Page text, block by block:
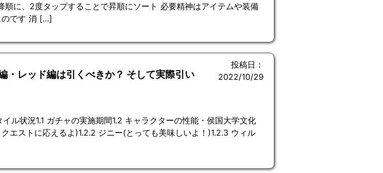
順に、2度タップすることで昇順にソート 必要精神はアイテムや装備
のです 消 […]
・レッド編は引くべきか？ そして実際引い
投稿日：
2022/10/29
ル状況1.1 ガチャの実施期間1.2 キャラクターの性能・侯国大学文化
エストに応えるよ)1.2.2 ジニー(とっても美味しいよ！)1.2.3 ウィル